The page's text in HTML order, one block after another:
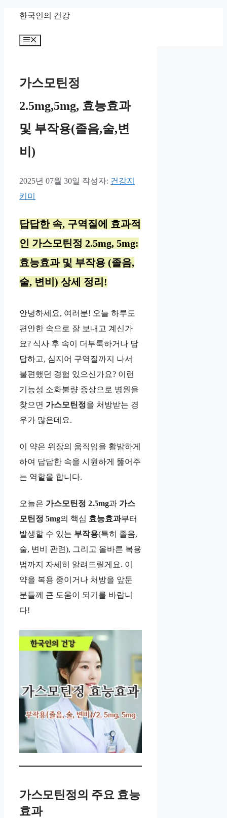
한국인의 건강
메
가스모틴정
2.5mg,5mg, 효능효과
및 부작용(졸음,술,변
비)
2025년 07월 30일 작성자: 건강지
키미
답답한 속, 구역질에 효과적
인 가스모틴정 2.5mg, 5mg:
효능효과 및 부작용 (졸음,
술, 변비) 상세 정리!
안녕하세요, 여러분! 오늘 하루도
편안한 속으로 잘 보내고 계신가
요? 식사 후 속이 더부룩하거나 답
답하고, 심지어 구역질까지 나서
불편했던 경험 있으신가요? 이런
기능성 소화불량 증상으로 병원을
찾으면 가스모틴정을 처방받는 경
우가 많은데요.
이 약은 위장의 움직임을 활발하게
하여 답답한 속을 시원하게 뚫어주
는 역할을 합니다.
오늘은 가스모틴정 2.5mg과 가스
모틴정 5mg의 핵심 효능효과부터
발생할 수 있는 부작용(특히 졸음,
술, 변비 관련), 그리고 올바른 복용
법까지 자세히 알려드릴게요. 이
약을 복용 중이거나 처방을 앞둔
분들께 큰 도움이 되기를 바랍니
다!
가스모틴정의 주요 효능
효과